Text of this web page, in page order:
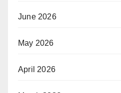
June 2026
May 2026
April 2026